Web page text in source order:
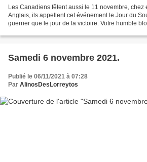
Les Canadiens fêtent aussi le 11 novembre, chez
Anglais, ils appellent cet événement le Jour du
guerrier que le jour de la victoire. Votre humble
Samedi 6 novembre 2021.
Publié le 06/11/2021 à 07:28
Par AlinosDesLorreytos